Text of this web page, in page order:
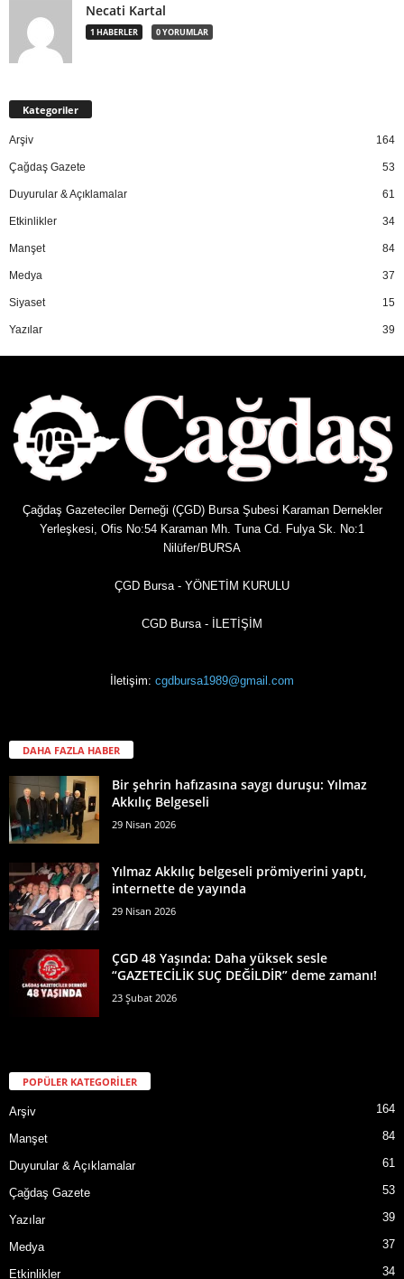
Necati Kartal
1 HABERLER 0 YORUMLAR
Kategoriler
Arşiv 164
Çağdaş Gazete 53
Duyurular & Açıklamalar 61
Etkinlikler 34
Manşet 84
Medya 37
Siyaset 15
Yazılar 39
Çağdaş Gazeteciler Derneği (ÇGD) Bursa Şubesi Karaman Dernekler
Yerleşkesi, Ofis No:54 Karaman Mh. Tuna Cd. Fulya Sk. No:1
Nilüfer/BURSA
ÇGD Bursa - YÖNETİM KURULU
CGD Bursa - İLETİŞİM
İletişim: cgdbursa1989@gmail.com
DAHA FAZLA HABER
Bir şehrin hafızasına saygı duruşu: Yılmaz
Akkılıç Belgeseli
29 Nisan 2026
Yılmaz Akkılıç belgeseli prömiyerini yaptı,
internette de yayında
29 Nisan 2026
ÇGD 48 Yaşında: Daha yüksek sesle
“GAZETECİLİK SUÇ DEĞİLDİR” deme zamanı!
23 Şubat 2026
POPÜLER KATEGORİLER
Arşiv 164
Manşet 84
Duyurular & Açıklamalar 61
Çağdaş Gazete 53
Yazılar 39
Medya 37
Etkinlikler 34